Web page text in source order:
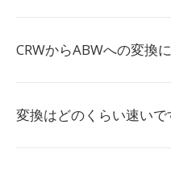
CRWからABWへの変換
変換はどのくらい速いで